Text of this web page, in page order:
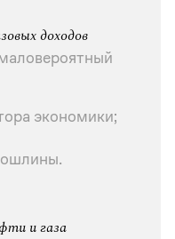
доходов
экономики;
и газа